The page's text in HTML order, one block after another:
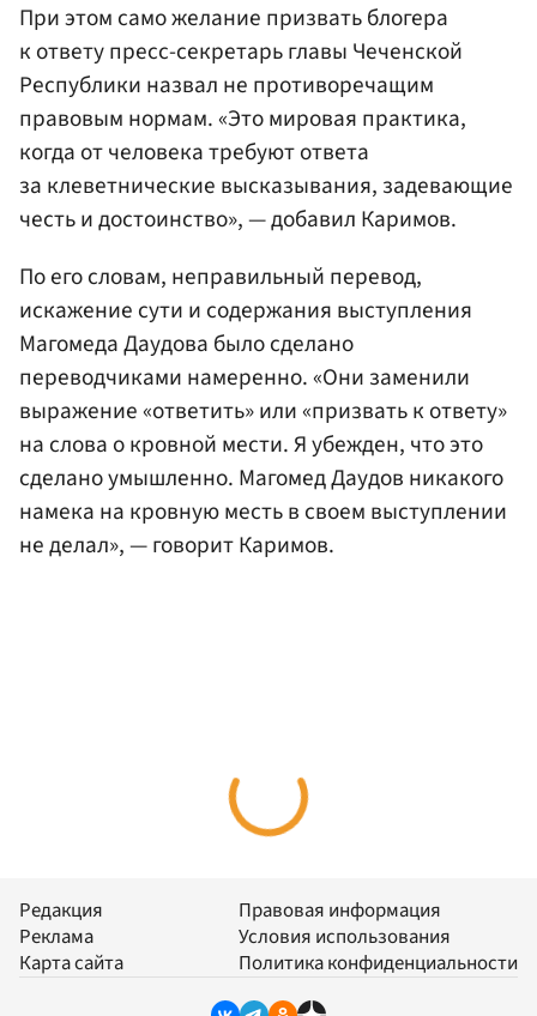
При этом само желание призвать блогера
к ответу пресс-секретарь главы Чеченской
Республики назвал не противоречащим
правовым нормам. «Это мировая практика,
когда от человека требуют ответа
за клеветнические высказывания, задевающие
честь и достоинство», — добавил Каримов.
По его словам, неправильный перевод,
искажение сути и содержания выступления
Магомеда Даудова было сделано
переводчиками намеренно. «Они заменили
выражение «ответить» или «призвать к ответу»
на слова о кровной мести. Я убежден, что это
сделано умышленно. Магомед Даудов никакого
намека на кровную месть в своем выступлении
не делал», — говорит Каримов.
Редакция
Реклама
Карта сайта
Правовая информация
Условия использования
Политика конфиденциальности